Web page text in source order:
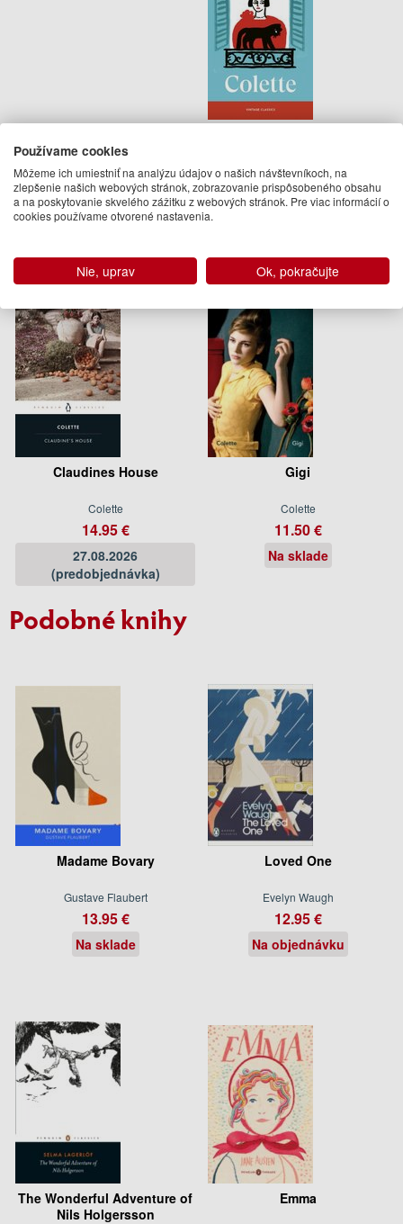
Colette
14.95 €
Claudines House
Colette
14.95 €
27.08.2026
(predobjednávka)
Gigi
Colette
11.50 €
Na sklade
Podobné knihy
Madame Bovary
Gustave Flaubert
13.95 €
Na sklade
Loved One
Evelyn Waugh
12.95 €
Na objednávku
The Wonderful Adventure of
Nils Holgersson
Emma
Používame cookies
Môžeme ich umiestniť na analýzu údajov o našich návštevníkoch, na
zlepšenie našich webových stránok, zobrazovanie prispôsobeného obsahu
a na poskytovanie skvelého zážitku z webových stránok. Pre viac informácií o
cookies používame otvorené nastavenia.
Nie, uprav Ok, pokračujte